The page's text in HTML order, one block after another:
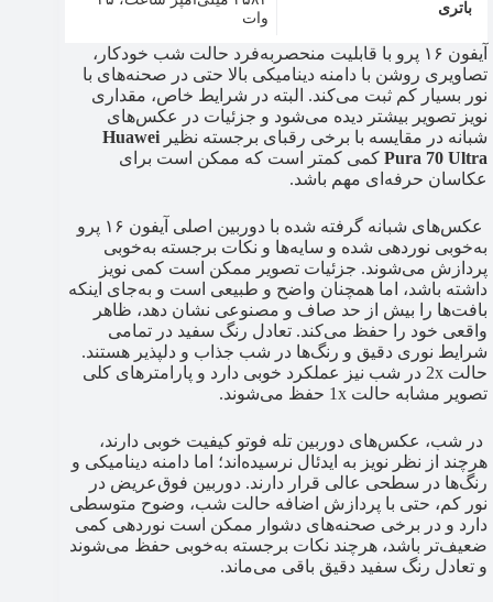
باتری
وات
آیفون ۱۶ پرو با قابلیت منحصربه‌فرد حالت شب خودکار،
تصاویری روشن با دامنه دینامیکی بالا حتی در صحنه‌های با
نور بسیار کم ثبت می‌کند. البته در شرایط خاص، مقداری
نویز تصویر بیشتر دیده می‌شود و جزئیات در عکس‌های
شبانه در مقایسه با برخی رقبای برجسته نظیر Huawei
Pura 70 Ultra کمی کمتر است که ممکن است برای
عکاسان حرفه‌ای مهم باشد.
عکس‌های شبانه گرفته شده با دوربین اصلی آیفون ۱۶ پرو
به‌خوبی نوردهی شده و سایه‌ها و نکات برجسته به‌خوبی
پردازش می‌شوند. جزئیات تصویر ممکن است کمی نویز
داشته باشد، اما همچنان واضح و طبیعی است و به‌جای اینکه
بافت‌ها را بیش از حد صاف و مصنوعی نشان دهد، ظاهر
واقعی خود را حفظ می‌کند. تعادل رنگ سفید در تمامی
شرایط نوری دقیق و رنگ‌ها در شب جذاب و دلپذیر هستند.
حالت 2x در شب نیز عملکرد خوبی دارد و پارامترهای کلی
تصویر مشابه حالت 1x حفظ می‌شوند.
در شب، عکس‌های دوربین تله فوتو کیفیت خوبی دارند،
هرچند از نظر نویز به ایدئال نرسیده‌اند؛ اما دامنه دینامیکی و
رنگ‌ها در سطحی عالی قرار دارند. دوربین فوق‌عریض در
نور کم، حتی با پردازش اضافه حالت شب، وضوح متوسطی
دارد و در برخی صحنه‌های دشوار ممکن است نوردهی کمی
ضعیف‌تر باشد، هرچند نکات برجسته به‌خوبی حفظ می‌شوند
و تعادل رنگ سفید دقیق باقی می‌ماند.